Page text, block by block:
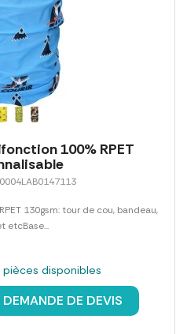
100% RPET
130gsm: tour de cou, bandeau,
etcBase...
pièces disponibles
DEMANDE DE DEVIS